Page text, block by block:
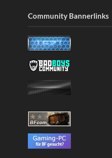
Community Bannerlinks